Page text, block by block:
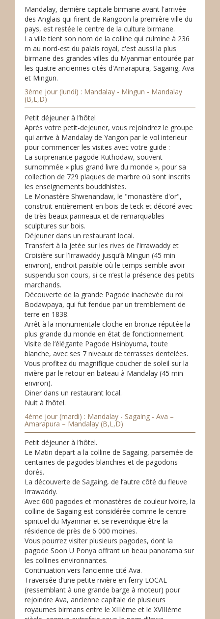
Mandalay, dernière capitale birmane avant l'arrivée
des Anglais qui firent de Rangoon la première ville du
pays, est restée le centre de la culture birmane.
La ville tient son nom de la colline qui culmine à 236
m au nord-est du palais royal, c'est aussi la plus
birmane des grandes villes du Myanmar entourée par
les quatre anciennes cités d'Amarapura, Sagaing, Ava
et Mingun.
3ème jour (lundi) : Mandalay - Mingun - Mandalay
(B,L,D)
Petit déjeuner à l’hôtel
Après votre petit-dejeuner, vous rejoindrez le groupe
qui arrive à Mandalay de Yangon par le vol interieur
pour commencer les visites avec votre guide :
La surprenante pagode Kuthodaw, souvent
surnommée « plus grand livre du monde », pour sa
collection de 729 plaques de marbre où sont inscrits
les enseignements bouddhistes.
Le Monastère Shwenandaw, le "monastère d'or",
construit entièrement en bois de teck et décoré avec
de très beaux panneaux et de remarquables
sculptures sur bois.
Déjeuner dans un restaurant local.
Transfert à la jetée sur les rives de l’Irrawaddy et
Croisière sur l’Irrawaddy jusqu’à Mingun (45 min
environ), endroit paisible où le temps semble avoir
suspendu son cours, si ce n’est la présence des petits
marchands.
Découverte de la grande Pagode inachevée du roi
Bodawpaya, qui fut fendue par un tremblement de
terre en 1838.
Arrêt à la monumentale cloche en bronze réputée la
plus grande du monde en état de fonctionnement.
Visite de l’élégante Pagode Hsinbyuma, toute
blanche, avec ses 7 niveaux de terrasses dentelées.
Vous profitez du magnifique coucher de soleil sur la
rivière par le retour en bateau à Mandalay (45 min
environ).
Diner dans un restaurant local.
Nuit à l’hôtel.
4ème jour (mardi) : Mandalay - Sagaing - Ava –
Amarapura – Mandalay (B,L,D)
Petit déjeuner à l’hôtel.
Le Matin depart a la colline de Sagaing, parsemée de
centaines de pagodes blanchies et de pagodons
dorés.
La découverte de Sagaing, de l’autre côté du fleuve
Irrawaddy.
Avec 600 pagodes et monastères de couleur ivoire, la
colline de Sagaing est considérée comme le centre
spirituel du Myanmar et se revendique être la
résidence de près de 6 000 moines.
Vous pourrez visiter plusieurs pagodes, dont la
pagode Soon U Ponya offrant un beau panorama sur
les collines environnantes.
Continuation vers l’ancienne cité Ava.
Traversée d’une petite rivière en ferry LOCAL
(ressemblant à une grande barge à moteur) pour
rejoindre Ava, ancienne capitale de plusieurs
royaumes birmans entre le XIIIème et le XVIIIème